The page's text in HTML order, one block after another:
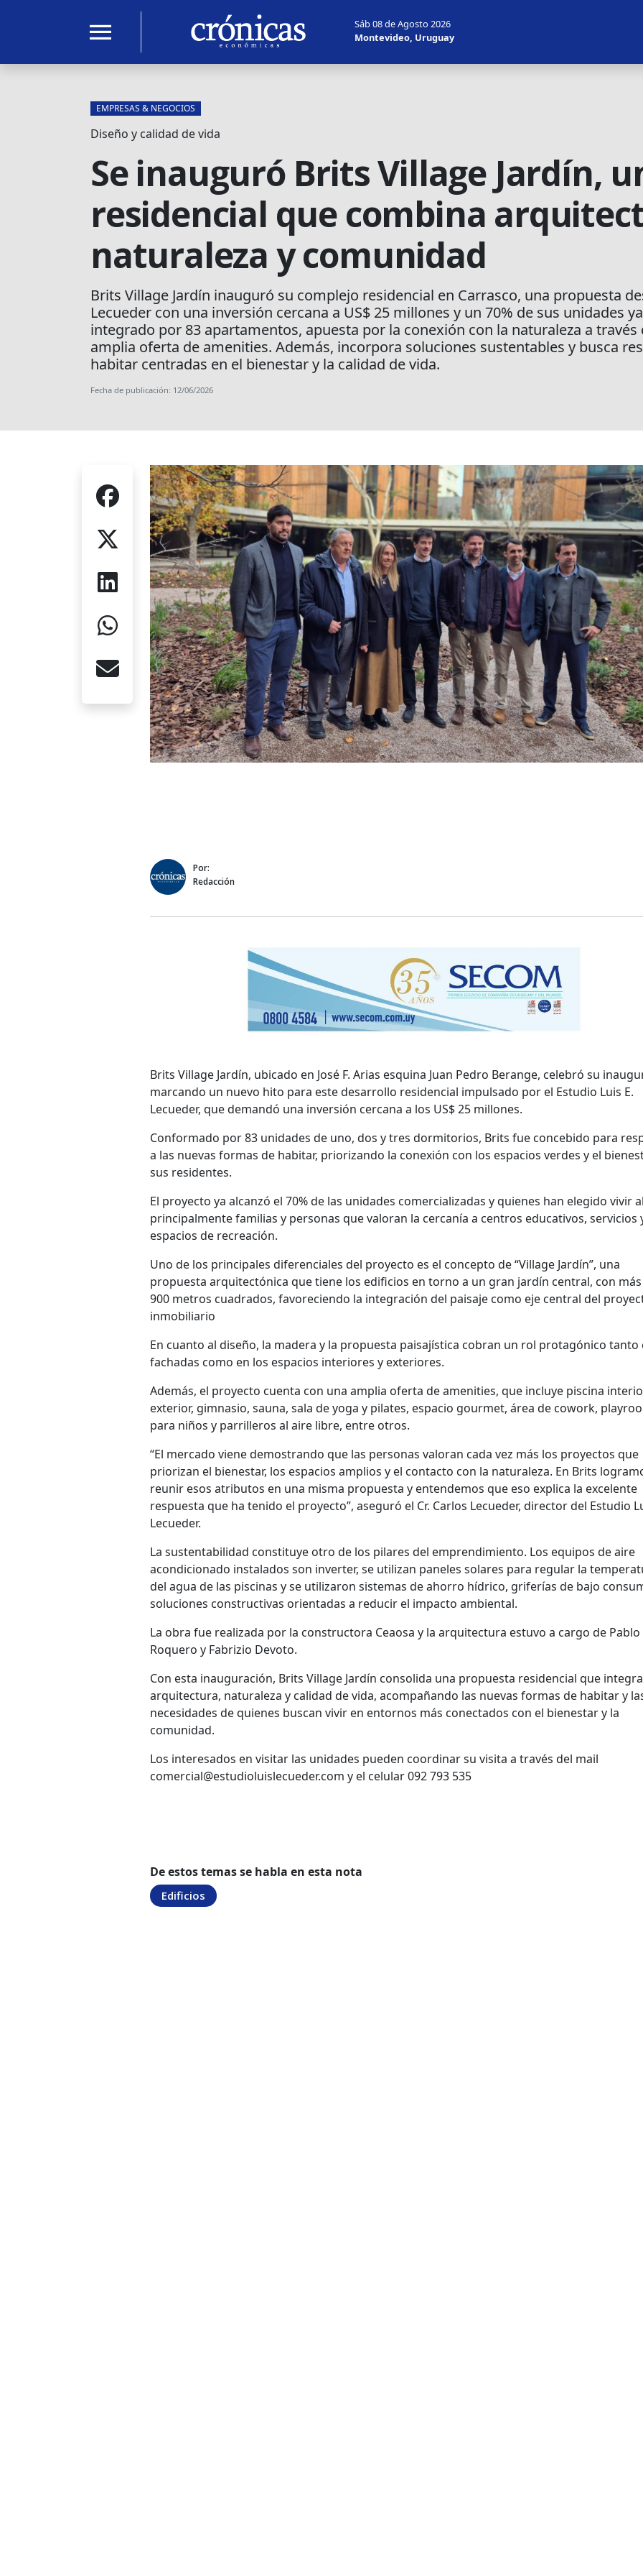
menu
Sáb 08 de Agosto 2026
Montevideo, Uruguay
EMPRESAS & NEGOCIOS
Diseño y calidad de vida
Se inauguró Brits Village Jardín,
residencial que combina
naturaleza y comunidad
Brits Village Jardín inauguró su complejo residencial en Carrasco, una propuesta
Lecueder con una inversión cercana a US$ 25 millones y un 70% de sus unidades
integrado por 83 apartamentos, apuesta por la conexión con la naturaleza a
amplia oferta de amenities. Además, incorpora soluciones sustentables y busca
habitar centradas en el bienestar y la calidad de vida.
Fecha de publicación: 12/06/2026
Por:
Redacción
Brits Village Jardín, ubicado en José F. Arias esquina Juan Pedro Berange, celebró su
marcando un nuevo hito para este desarrollo residencial impulsado por el Estudio Luis E.
Lecueder, que demandó una inversión cercana a los US$ 25 millones.
Conformado por 83 unidades de uno, dos y tres dormitorios, Brits fue concebido para
a las nuevas formas de habitar, priorizando la conexión con los espacios verdes y el
sus residentes.
El proyecto ya alcanzó el 70% de las unidades comercializadas y quienes han elegido vivir
principalmente familias y personas que valoran la cercanía a centros educativos, servicios
espacios de recreación.
Uno de los principales diferenciales del proyecto es el concepto de “Village Jardín”, una
propuesta arquitectónica que tiene los edificios en torno a un gran jardín central, con
900 metros cuadrados, favoreciendo la integración del paisaje como eje central del
inmobiliario
En cuanto al diseño, la madera y la propuesta paisajística cobran un rol protagónico tanto
fachadas como en los espacios interiores y exteriores.
Además, el proyecto cuenta con una amplia oferta de amenities, que incluye piscina
exterior, gimnasio, sauna, sala de yoga y pilates, espacio gourmet, área de cowork,
para niños y parrilleros al aire libre, entre otros.
“El mercado viene demostrando que las personas valoran cada vez más los proyectos que
priorizan el bienestar, los espacios amplios y el contacto con la naturaleza. En Brits
reunir esos atributos en una misma propuesta y entendemos que eso explica la excelente
respuesta que ha tenido el proyecto”, aseguró el Cr. Carlos Lecueder, director del Estudio
Lecueder.
La sustentabilidad constituye otro de los pilares del emprendimiento. Los equipos de aire
acondicionado instalados son inverter, se utilizan paneles solares para regular la
del agua de las piscinas y se utilizaron sistemas de ahorro hídrico, griferías de bajo
soluciones constructivas orientadas a reducir el impacto ambiental.
La obra fue realizada por la constructora Ceaosa y la arquitectura estuvo a cargo de Pablo
Roquero y Fabrizio Devoto.
Con esta inauguración, Brits Village Jardín consolida una propuesta residencial que integra
arquitectura, naturaleza y calidad de vida, acompañando las nuevas formas de habitar y
necesidades de quienes buscan vivir en entornos más conectados con el bienestar y la
comunidad.
Los interesados en visitar las unidades pueden coordinar su visita a través del mail
comercial@estudioluislecueder.com y el celular 092 793 535
De estos temas se habla en esta nota
Edificios